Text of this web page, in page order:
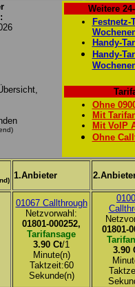
Weitere
Festnetz-
Handy-
Handy-
Ohne
Mit
Mit VoIP
Ohne
1.Anbieter
01067 Callthrough
Netzvorwahl:
01801-000252,
Tarifansage
3.90 Ct/1
Minute(n)
Taktzeit:60
Sekunde(n)
01801-
3.90